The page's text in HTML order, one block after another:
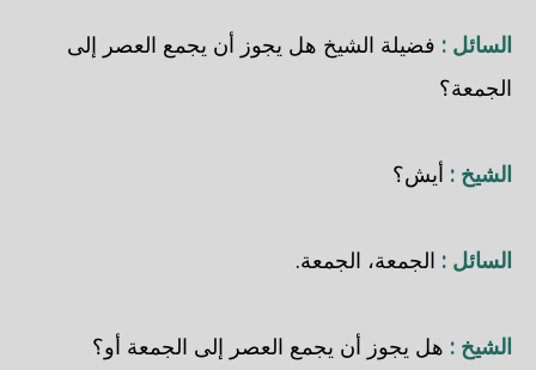
السائل : فضيلة الشيخ هل يجوز أن يجمع العصر إلى
الجمعة؟
الشيخ : أيش؟
السائل : الجمعة، الجمعة.
الشيخ : هل يجوز أن يجمع العصر إلى الجمعة أو؟